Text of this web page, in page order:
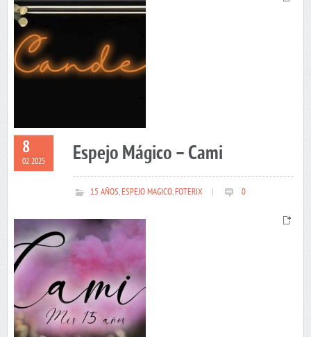
8
02 2025 Espejo Mágico – Cami
15 AÑOS,ESPEJO MAGICO,FOTERIX 0